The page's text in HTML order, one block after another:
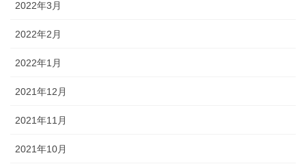
2022年3月
2022年2月
2022年1月
2021年12月
2021年11月
2021年10月